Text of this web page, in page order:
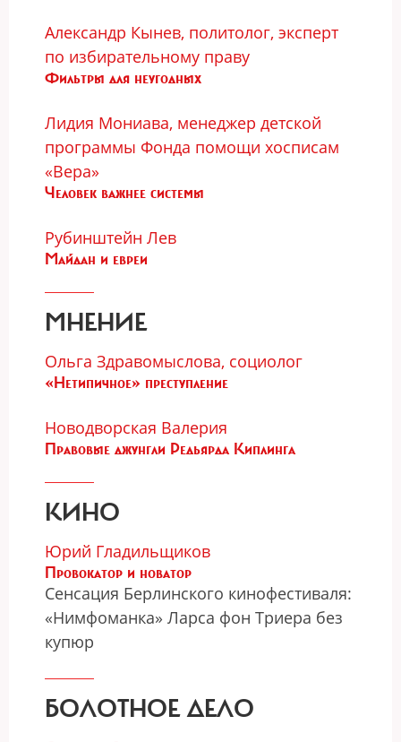
Александр Кынев, политолог, эксперт
по избирательному праву
Фильтры для неугодных
Лидия Мониава, менеджер детской
программы Фонда помощи хосписам
«Вера»
Человек важнее системы
Рубинштейн Лев
Майдан и евреи
МНЕНИЕ
Ольга Здравомыслова, социолог
«Нетипичное» преступление
Новодворская Валерия
Правовые джунгли Редьярда Киплинга
КИНО
Юрий Гладильщиков
Провокатор и новатор
Сенсация Берлинского кинофестиваля:
«Нимфоманка» Ларса фон Триера без
купюр
БОЛОТНОЕ ДЕЛО